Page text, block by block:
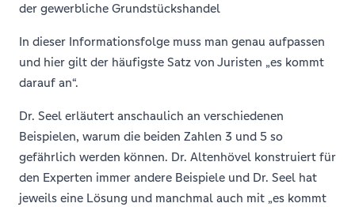
der gewerbliche Grundstückshandel
In dieser Informationsfolge muss man genau aufpassen
und hier gilt der häufigste Satz von Juristen „es kommt
darauf an“.
Dr. Seel erläutert anschaulich an verschiedenen
Beispielen, warum die beiden Zahlen 3 und 5 so
gefährlich werden können. Dr. Altenhövel konstruiert für
den Experten immer andere Beispiele und Dr. Seel hat
jeweils eine Lösung und manchmal auch mit „es kommt